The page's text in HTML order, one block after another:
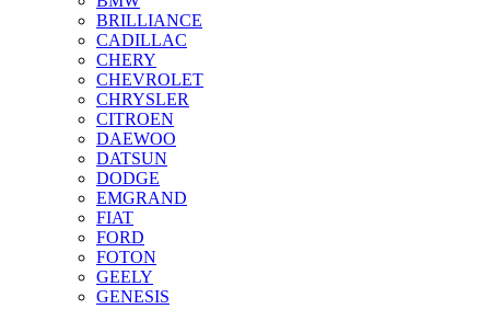
BRILLIANCE
CADILLAC
CHERY
CHEVROLET
CHRYSLER
CITROEN
DAEWOO
DATSUN
DODGE
EMGRAND
FIAT
FORD
FOTON
GEELY
GENESIS